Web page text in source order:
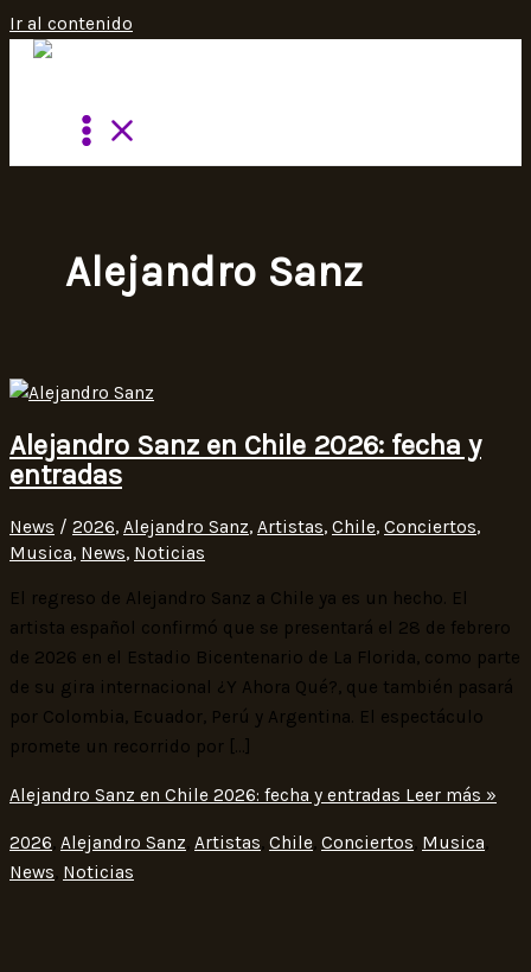
Ir al contenido
Alejandro Sanz
Alejandro Sanz en Chile 2026: fecha y
entradas
News / 2026, Alejandro Sanz, Artistas, Chile, Conciertos,
Musica, News, Noticias
El regreso de Alejandro Sanz a Chile ya es un hecho. El
artista español confirmó que se presentará el 28 de febrero
de 2026 en el Estadio Bicentenario de La Florida, como parte
de su gira internacional ¿Y Ahora Qué?, que también pasará
por Colombia, Ecuador, Perú y Argentina. El espectáculo
promete un recorrido por […]
Alejandro Sanz en Chile 2026: fecha y entradas Leer más »
2026, Alejandro Sanz, Artistas, Chile, Conciertos, Musica,
News, Noticias